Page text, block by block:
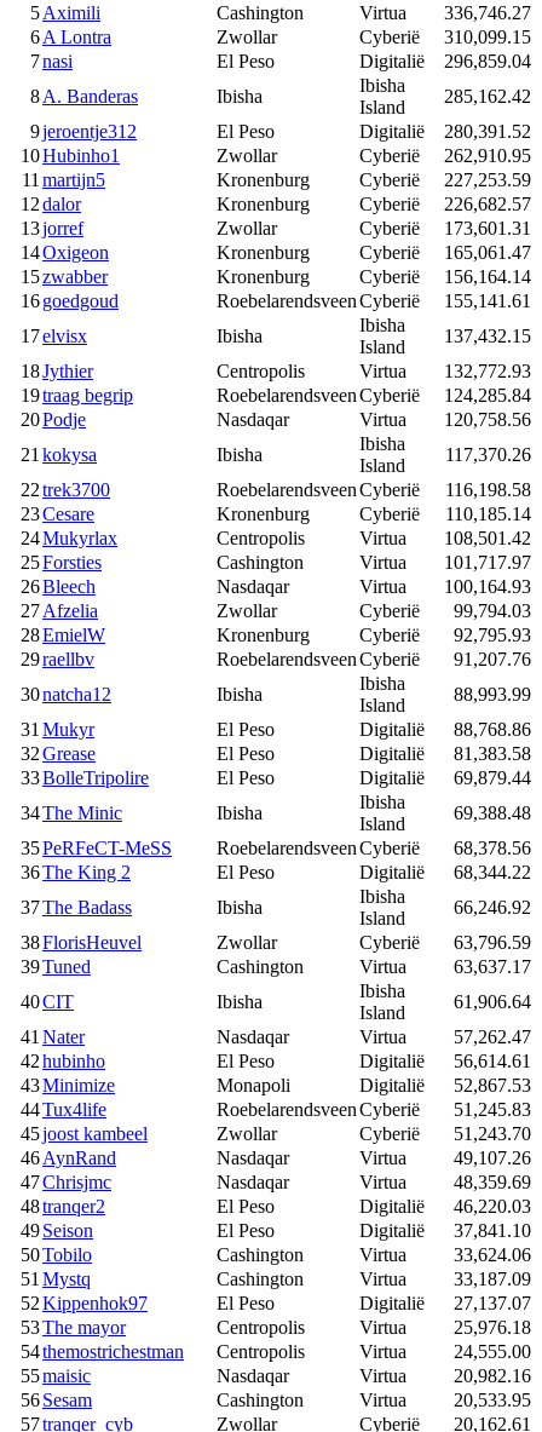
5Aximili Cashington Virtua
336,746.27
6A Lontra Zwollar Cyberië
310,099.15
7nasi El Peso Digitalië
296,859.04
8A. Banderas Ibisha
Ibisha
Island
285,162.42
9jeroentje312 El Peso Digitalië
280,391.52
10Hubinho1 Zwollar Cyberië
262,910.95
11 martijn5 Kronenburg Cyberië
227,253.59
12dalor Kronenburg Cyberië
226,682.57
13jorref Zwollar Cyberië
173,601.31
14Oxigeon Kronenburg Cyberië
165,061.47
15zwabber Kronenburg Cyberië
156,164.14
16goedgoud RoebelarendsveenCyberië
155,141.61
17elvisx Ibisha
Ibisha
Island
137,432.15
18Jythier Centropolis Virtua
132,772.93
19traag begrip RoebelarendsveenCyberië
124,285.84
20Podje Nasdaqar Virtua
120,758.56
21 kokysa Ibisha
Ibisha
Island
117,370.26
22trek3700 RoebelarendsveenCyberië
116,198.58
23Cesare Kronenburg Cyberië
110,185.14
24Mukyrlax Centropolis Virtua
108,501.42
25Forsties Cashington Virtua
101,717.97
26Bleech Nasdaqar Virtua
100,164.93
27Afzelia Zwollar Cyberië
99,794.03
28EmielW Kronenburg Cyberië
92,795.93
29raellbv RoebelarendsveenCyberië
91,207.76
30natcha12 Ibisha
Ibisha
Island
88,993.99
31 Mukyr El Peso Digitalië
88,768.86
32Grease El Peso Digitalië
81,383.58
33BolleTripolire El Peso Digitalië
69,879.44
34The Minic Ibisha
Ibisha
Island
69,388.48
35PeRFeCT-MeSS RoebelarendsveenCyberië
68,378.56
36The King 2 El Peso Digitalië
68,344.22
37The Badass Ibisha
Ibisha
Island
66,246.92
38FlorisHeuvel Zwollar Cyberië
63,796.59
39Tuned Cashington Virtua
63,637.17
40CIT Ibisha
Ibisha
Island
61,906.64
41 Nater Nasdaqar Virtua
57,262.47
42hubinho El Peso Digitalië
56,614.61
43Minimize Monapoli Digitalië
52,867.53
44Tux4life RoebelarendsveenCyberië
51,245.83
45joost kambeel Zwollar Cyberië
51,243.70
46AynRand Nasdaqar Virtua
49,107.26
47Chrisjmc Nasdaqar Virtua
48,359.69
48tranqer2 El Peso Digitalië
46,220.03
49Seison El Peso Digitalië
37,841.10
50Tobilo Cashington Virtua
33,624.06
51 Mystq Cashington Virtua
33,187.09
52Kippenhok97 El Peso Digitalië
27,137.07
53The mayor Centropolis Virtua
25,976.18
54themostrichestman Centropolis Virtua
24,555.00
55maisic Nasdaqar Virtua
20,982.16
56Sesam Cashington Virtua
20,533.95
57tranqer_cyb Zwollar Cyberië 20,162.61